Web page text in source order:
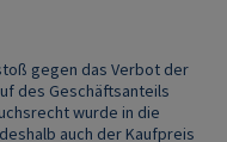
gegen das Verbot der
des Geschäftsanteils
wurde in die
auch der Kaufpreis